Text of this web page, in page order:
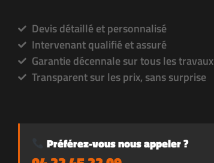
Devis détaillé et personnalisé
Intervenant qualifié et assuré
Garantie décennale sur tous les travaux
Transparent sur les prix, sans surprise
Préférez-vous nous appeler ?